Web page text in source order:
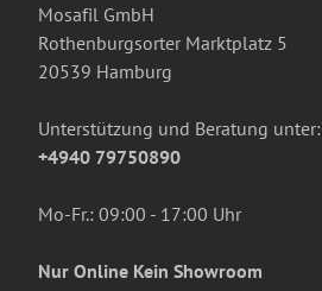
Mosafil GmbH
Rothenburgsorter Marktplatz 5
20539 Hamburg
Unterstützung und Beratung unter:
+4940 79750890
Mo-Fr.: 09:00 - 17:00 Uhr
Nur Online Kein Showroom